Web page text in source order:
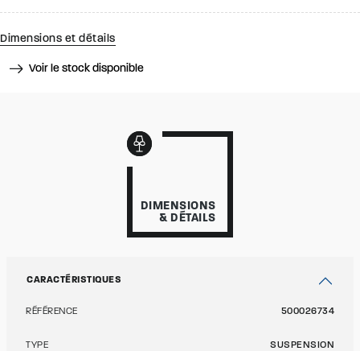
Dimensions et détails
Voir le stock disponible
DIMENSIONS
& DÉTAILS
CARACTÉRISTIQUES
RÉFÉRENCE 500026734
TYPE SUSPENSION